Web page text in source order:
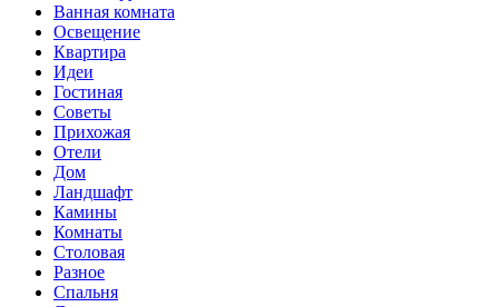
Ванная комната
Освещение
Квартира
Идеи
Гостиная
Советы
Прихожая
Отели
Дом
Ландшафт
Камины
Комнаты
Столовая
Разное
Спальня